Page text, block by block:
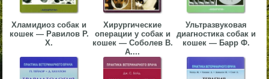
Хламидиоз собак и
кошек — Равилов Р.
Х.
Хирургические
операции у собак и
кошек — Соболев В.
А....
Ультразвуковая
диагностика собак и
кошек — Барр Ф.